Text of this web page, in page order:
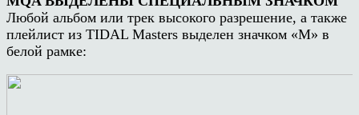
Любой альбом или трек высокого разрешение, а также
плейлист из TIDAL Masters выделен значком «М» в
белой рамке: